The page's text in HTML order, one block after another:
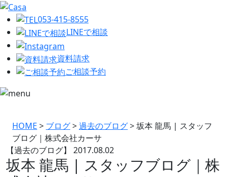
053-415-8555
LINEで相談
資料請求
ご相談予約
HOME > ブログ>過去のブログ>坂本 龍馬 | スタッフ
ブログ｜株式会社カーサ
【過去のブログ】 2017.08.02
坂本 龍馬 | スタッフブログ｜株